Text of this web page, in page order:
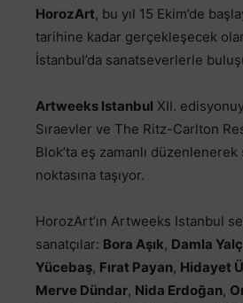
HorozArt, bu yıl 15 Ekim’de
tarihine kadar gerçekleşecek
İstanbul’da sanatseverlerle
Artweeks Istanbul XII.
Sıraevler ve The Ritz-Carlton
Blok’ta eş zamanlı
noktasına taşıyor.
HorozArt’ın Artweeks Istanbul
sanatçılar: Bora Aşık, Damla
Yücebaş, Fırat Payan, Hidayet
Merve Dündar, Nida Erdoğan,